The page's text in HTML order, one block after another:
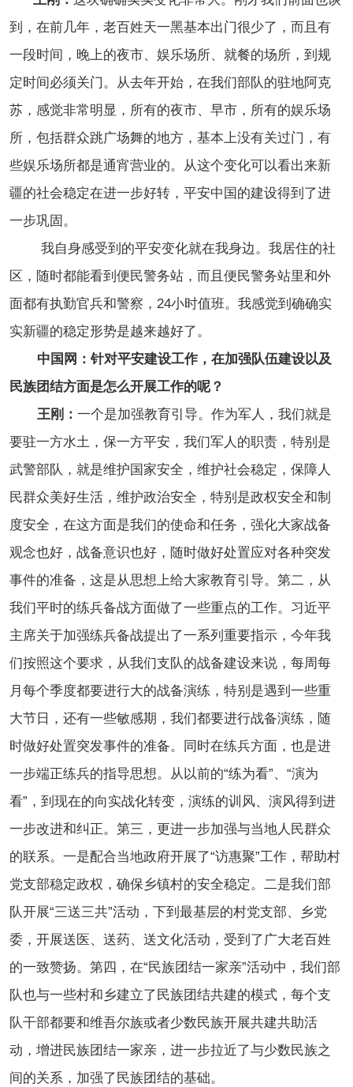
到，在前几年，老百姓天一黑基本出门很少了，而且有
一段时间，晚上的夜市、娱乐场所、就餐的场所，到规
定时间必须关门。从去年开始，在我们部队的驻地阿克
苏，感觉非常明显，所有的夜市、早市，所有的娱乐场
所，包括群众跳广场舞的地方，基本上没有关过门，有
些娱乐场所都是通宵营业的。从这个变化可以看出来新
疆的社会稳定在进一步好转，平安中国的建设得到了进
一步巩固。
我自身感受到的平安变化就在我身边。我居住的社
区，随时都能看到便民警务站，而且便民警务站里和外
面都有执勤官兵和警察，24小时值班。我感觉到确确实
实新疆的稳定形势是越来越好了。
中国网：针对平安建设工作，在加强队伍建设以及
民族团结方面是怎么开展工作的呢？
王刚： 一个是加强教育引导。作为军人，我们就是
要驻一方水土，保一方平安，我们军人的职责，特别是
武警部队，就是维护国家安全，维护社会稳定，保障人
民群众美好生活，维护政治安全，特别是政权安全和制
度安全，在这方面是我们的使命和任务，强化大家战备
观念也好，战备意识也好，随时做好处置应对各种突发
事件的准备，这是从思想上给大家教育引导。第二，从
我们平时的练兵备战方面做了一些重点的工作。习近平
主席关于加强练兵备战提出了一系列重要指示，今年我
们按照这个要求，从我们支队的战备建设来说，每周每
月每个季度都要进行大的战备演练，特别是遇到一些重
大节日，还有一些敏感期，我们都要进行战备演练，随
时做好处置突发事件的准备。同时在练兵方面，也是进
一步端正练兵的指导思想。从以前的“练为看”、“演为
看”，到现在的向实战化转变，演练的训风、演风得到进
一步改进和纠正。第三，更进一步加强与当地人民群众
的联系。一是配合当地政府开展了“访惠聚”工作，帮助村
党支部稳定政权，确保乡镇村的安全稳定。二是我们部
队开展“三送三共”活动，下到最基层的村党支部、乡党
委，开展送医、送药、送文化活动，受到了广大老百姓
的一致赞扬。第四，在“民族团结一家亲”活动中，我们部
队也与一些村和乡建立了民族团结共建的模式，每个支
队干部都要和维吾尔族或者少数民族开展共建共助活
动，增进民族团结一家亲，进一步拉近了与少数民族之
间的关系，加强了民族团结的基础。